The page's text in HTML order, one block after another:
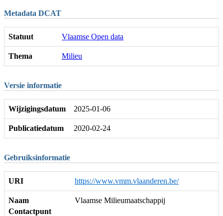
Metadata DCAT
Statuut Vlaamse Open data
Thema Milieu
Versie informatie
Wijzigingsdatum 2025-01-06
Publicatiedatum 2020-02-24
Gebruiksinformatie
URI https://www.vmm.vlaanderen.be/
Naam
Contactpunt
Vlaamse Milieumaatschappij